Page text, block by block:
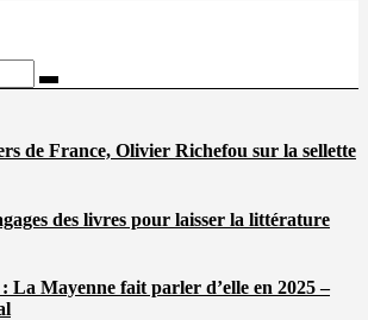
de France, Olivier Richefou sur la sellette
des livres pour laisser la littérature
La Mayenne fait parler d’elle en 2025 –